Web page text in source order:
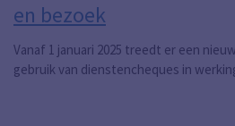
en bezoek
Vanaf 1 januari 2025 treedt er een
gebruik van dienstencheques in